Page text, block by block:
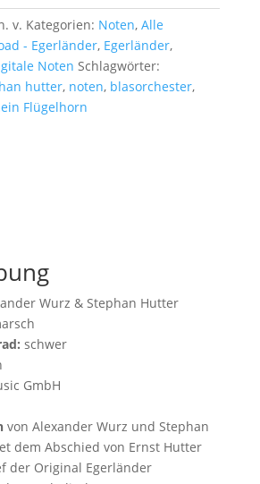
v. Kategorien: Noten, Alle
- Egerländer, Egerländer,
Noten Schlagwörter:
hutter, noten, blasorchester,
Flügelhorn
Wurz & Stephan Hutter
schwer
GmbH
von Alexander Wurz und Stephan
dem Abschied von Ernst Hutter
der Original Egerländer